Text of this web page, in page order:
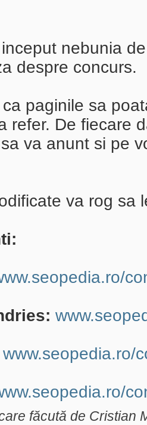
nebunia
despre concurs.
paginile sa
refer. De fiecare
va anunt si pe
va rog sa
www.seopedia.ro/
făcută de Cristian